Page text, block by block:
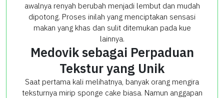
awalnya renyah berubah menjadi lembut dan mudah
dipotong. Proses inilah yang menciptakan sensasi
makan yang khas dan sulit ditemukan pada kue
lainnya.
Medovik sebagai Perpaduan
Tekstur yang Unik
Saat pertama kali melihatnya, banyak orang mengira
teksturnya mirip sponge cake biasa. Namun anggapan